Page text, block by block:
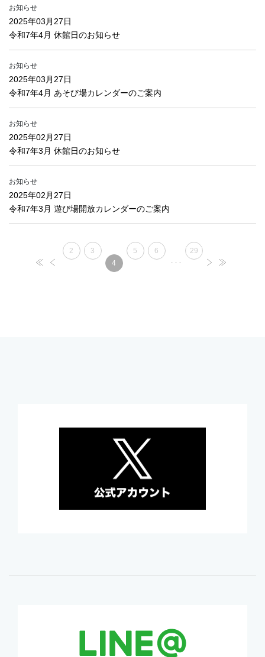
お知らせ
2025年03月27日
令和7年4月 休館日のお知らせ
お知らせ
2025年03月27日
令和7年4月 あそび場カレンダーのご案内
お知らせ
2025年02月27日
令和7年3月 休館日のお知らせ
お知らせ
2025年02月27日
令和7年3月 遊び場開放カレンダーのご案内
2
3
4
5 6
･･･
29